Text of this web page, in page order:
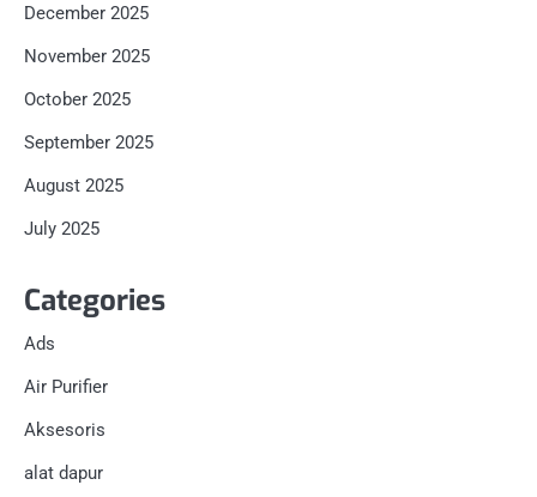
December 2025
November 2025
October 2025
September 2025
August 2025
July 2025
Categories
Ads
Air Purifier
Aksesoris
alat dapur